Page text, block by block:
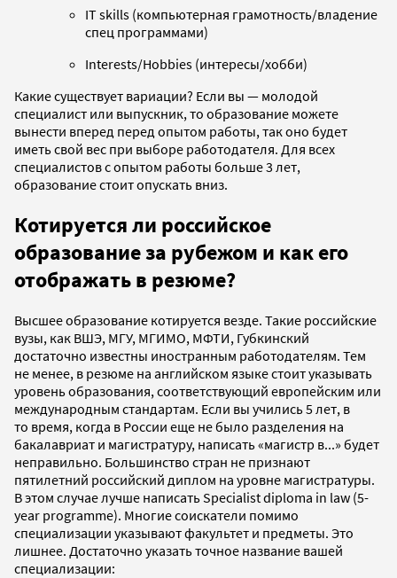
IT skills (компьютерная грамотность/владение
спец программами)
Interests/Hobbies (интересы/хобби)
Какие существует вариации? Если вы — молодой
специалист или выпускник, то образование можете
вынести вперед перед опытом работы, так оно будет
иметь свой вес при выборе работодателя. Для всех
специалистов с опытом работы больше 3 лет,
образование стоит опускать вниз.
Котируется ли российское
образование за рубежом и как его
отображать в резюме?
Высшее образование котируется везде. Такие российские
вузы, как ВШЭ, МГУ, МГИМО, МФТИ, Губкинский
достаточно известны иностранным работодателям. Тем
не менее, в резюме на английском языке стоит указывать
уровень образования, соответствующий европейским или
международным стандартам. Если вы учились 5 лет, в
то время, когда в России еще не было разделения на
бакалавриат и магистратуру, написать «магистр в...» будет
неправильно. Большинство стран не признают
пятилетний российский диплом на уровне магистратуры.
В этом случае лучше написать Specialist diploma in law (5-
year programme). Многие соискатели помимо
специализации указывают факультет и предметы. Это
лишнее. Достаточно указать точное название вашей
специализации: